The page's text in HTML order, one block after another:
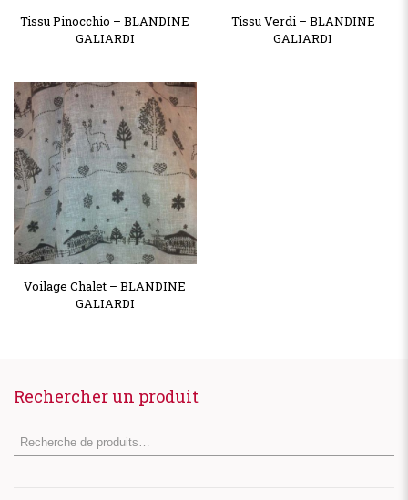
Tissu Pinocchio – BLANDINE
GALIARDI
Tissu Verdi – BLANDINE
GALIARDI
Voilage Chalet – BLANDINE
GALIARDI
Rechercher un produit